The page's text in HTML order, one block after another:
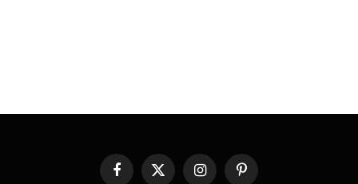
Facebook
X InstagramPinterest